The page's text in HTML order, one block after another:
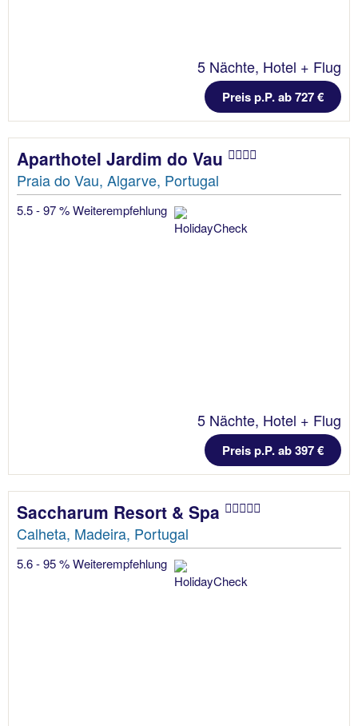
5 Nächte, Hotel + Flug
Preis p.P. ab 727 €
Aparthotel Jardim do Vau
Praia do Vau, Algarve, Portugal
5.5 - 97 % Weiterempfehlung
5 Nächte, Hotel + Flug
Preis p.P. ab 397 €
Saccharum Resort & Spa
Calheta, Madeira, Portugal
5.6 - 95 % Weiterempfehlung